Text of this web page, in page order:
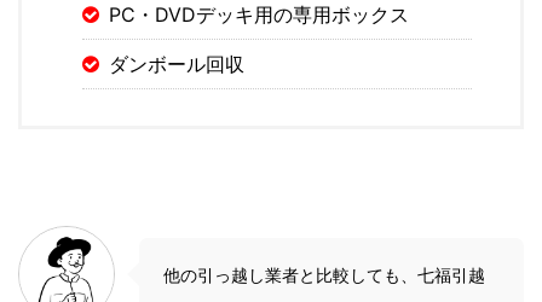
PC・DVDデッキ用の専用ボックス
ダンボール回収
他の引っ越し業者と比較しても、七福引越